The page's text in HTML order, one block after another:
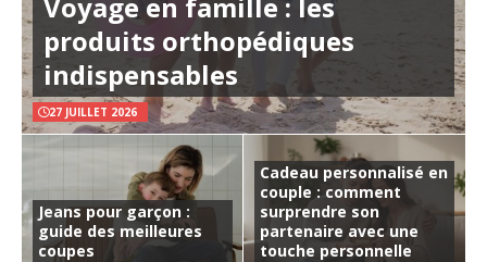
produits orthopédiques
indispensables
27 JUILLET 2026
Jeans pour garçon :
guide des meilleures
coupes
Cadeau personnalisé en
couple : comment
surprendre son
partenaire avec une
touche personnelle